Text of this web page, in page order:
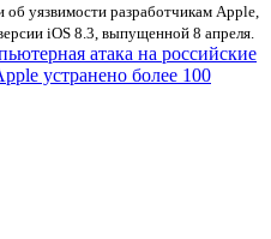
уязвимости разработчикам Apple,
iOS 8.3, выпущенной 8 апреля.
атака на российские
устранено более 100